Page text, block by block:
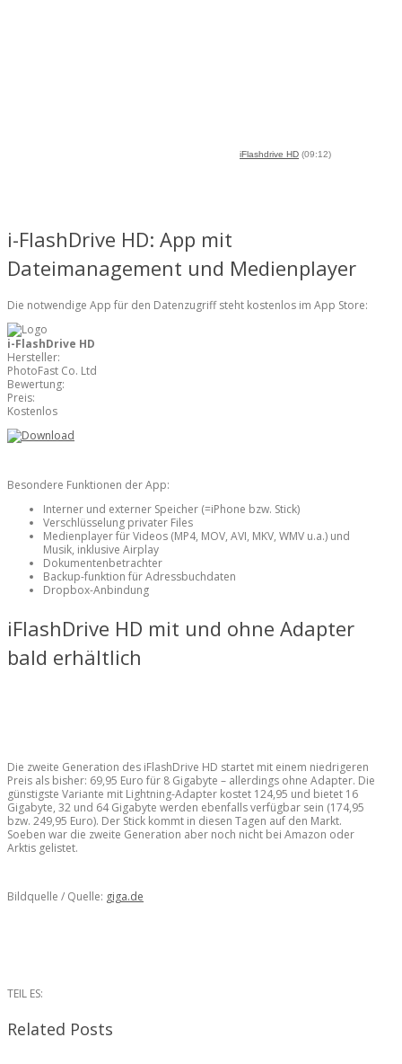
iFlashdrive HD (09:12)
i-FlashDrive HD: App mit
Dateimanagement und Medienplayer
Die notwendige App für den Datenzugriff steht kostenlos im App Store:
i-FlashDrive HD
Hersteller:
PhotoFast Co. Ltd
Bewertung:
Preis:
Kostenlos
Besondere Funktionen der App:
Interner und externer Speicher (=iPhone bzw. Stick)
Verschlüsselung privater Files
Medienplayer für Videos (MP4, MOV, AVI, MKV, WMV u.a.) und
Musik, inklusive Airplay
Dokumentenbetrachter
Backup-funktion für Adressbuchdaten
Dropbox-Anbindung
iFlashDrive HD mit und ohne Adapter
bald erhältlich
Die zweite Generation des iFlashDrive HD startet mit einem niedrigeren
Preis als bisher: 69,95 Euro für 8 Gigabyte – allerdings ohne Adapter. Die
günstigste Variante mit Lightning-Adapter kostet 124,95 und bietet 16
Gigabyte, 32 und 64 Gigabyte werden ebenfalls verfügbar sein (174,95
bzw. 249,95 Euro). Der Stick kommt in diesen Tagen auf den Markt.
Soeben war die zweite Generation aber noch nicht bei Amazon oder
Arktis gelistet.
Bildquelle / Quelle: giga.de
TEIL ES:
Related Posts